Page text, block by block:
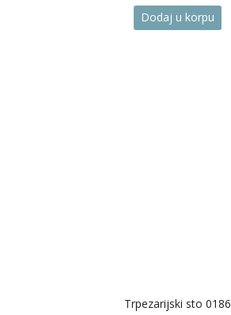
Dodaj u korpu
Trpezarijski sto 0186